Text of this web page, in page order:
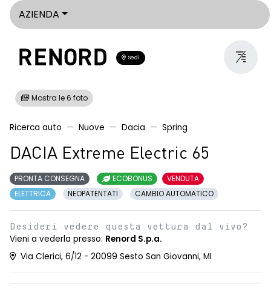
AZIENDA
Sedi
Mostra le 6 foto
Ricerca auto Nuove Dacia Spring
DACIA Extreme Electric 65
PRONTA CONSEGNA ECOBONUS
VENDUTA
ELETTRICA
NEOPATENTATI CAMBIO AUTOMATICO
Desideri vedere questa vettura dal vivo?
Vieni a vederla presso: Renord S.p.a.
Via Clerici, 6/12 - 20099 Sesto San Giovanni, MI